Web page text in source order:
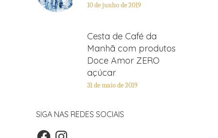
10 de junho de 2019
Cesta de Café da
Manhã com produtos
Doce Amor ZERO
açúcar
31 de maio de 2019
SIGA NAS REDES SOCIAIS
FacebookInstagram